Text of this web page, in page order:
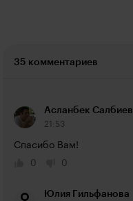
35 комментариев
Асланбек Салбиев
21:53
Спасибо Вам!
0
0
Юлия Гильфанова